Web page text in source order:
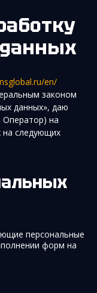
en/
законом
данных», даю
на
на следующих
персональные
форм на